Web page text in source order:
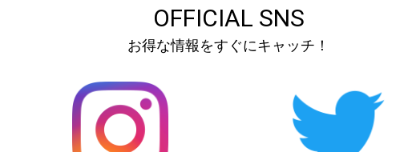
OFFICIAL SNS
お得な情報をすぐにキャッチ！